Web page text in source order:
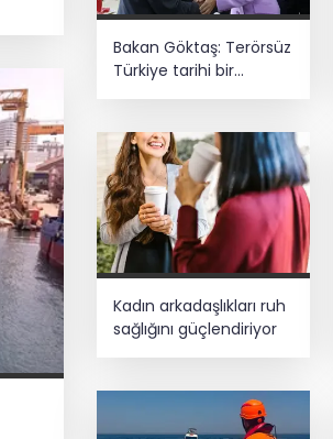
Bakan Göktaş: Terörsüz
Türkiye tarihi bir
Kadın arkadaşlıkları ruh
sağlığını güçlendiriyor